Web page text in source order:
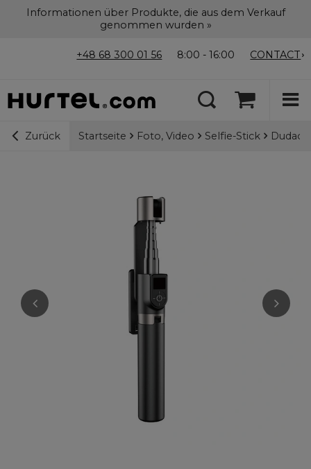
Informationen über Produkte, die aus dem Verkauf
genommen wurden »
+48 68 300 01 56 8:00 - 16:00 CONTACT
Zurück Startseite Foto, Video Selfie-Stick Dudao